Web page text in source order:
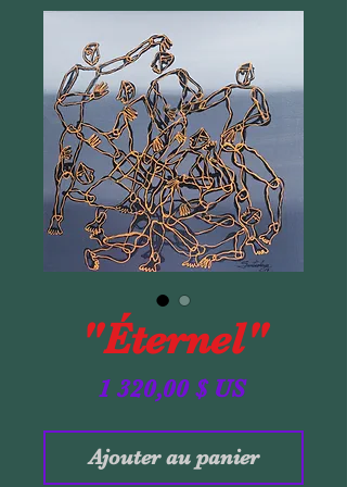
"Éternel"
1 320,00 $ USPrix
Ajouter au panier